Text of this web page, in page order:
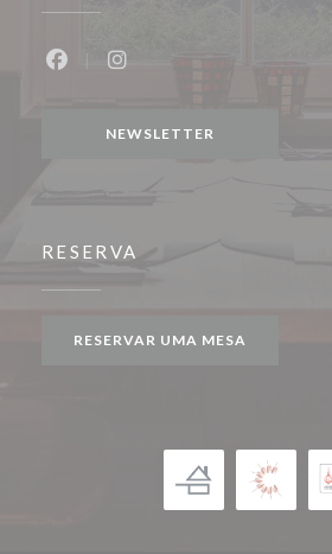
NEWSLETTER
RESERVA
RESERVAR UMA MESA